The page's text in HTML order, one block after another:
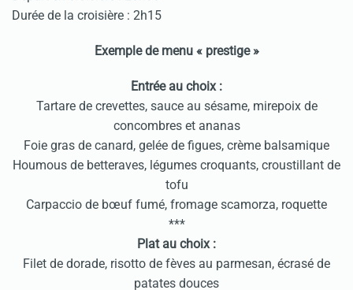
Durée de la croisière : 2h15
Exemple de menu « prestige »
Entrée au choix :
Tartare de crevettes, sauce au sésame, mirepoix de
concombres et ananas
Foie gras de canard, gelée de figues, crème balsamique
Houmous de betteraves, légumes croquants, croustillant de
tofu
Carpaccio de bœuf fumé, fromage scamorza, roquette
***
Plat au choix :
Filet de dorade, risotto de fèves au parmesan, écrasé de
patates douces